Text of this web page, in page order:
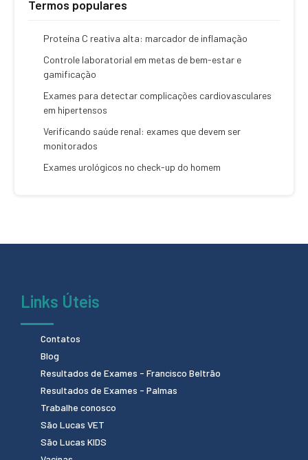
Termos populares
Proteína C reativa alta: marcador de inflamação
Controle laboratorial em metas de bem-estar e
gamificação
Exames para detectar complicações cardiovasculares
em hipertensos
Verificando saúde renal: exames que devem ser
monitorados
Exames urológicos no check-up do homem
Links Úteis
Contatos
Blog
Resultados de Exames - Francisco Beltrão
Resultados de Exames - Palmas
Trabalhe conosco
São Lucas VET
São Lucas KIDS